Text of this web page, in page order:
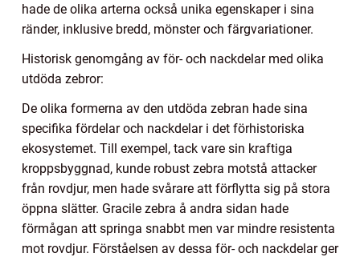
hade de olika arterna också unika egenskaper i sina
ränder, inklusive bredd, mönster och färgvariationer.
Historisk genomgång av för- och nackdelar med olika
utdöda zebror:
De olika formerna av den utdöda zebran hade sina
specifika fördelar och nackdelar i det förhistoriska
ekosystemet. Till exempel, tack vare sin kraftiga
kroppsbyggnad, kunde robust zebra motstå attacker
från rovdjur, men hade svårare att förflytta sig på stora
öppna slätter. Gracile zebra å andra sidan hade
förmågan att springa snabbt men var mindre resistenta
mot rovdjur. Förståelsen av dessa för- och nackdelar ger